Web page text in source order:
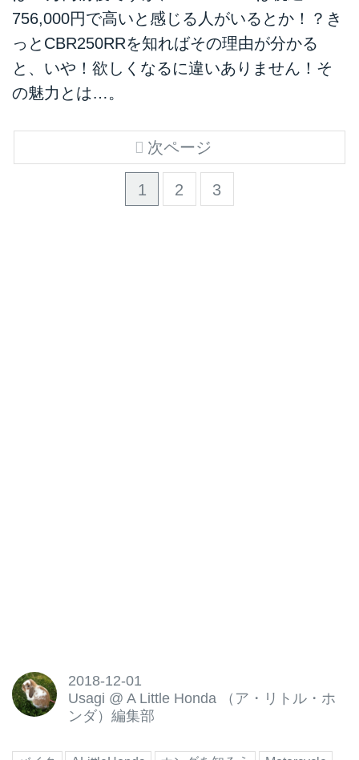
756,000円で高いと感じる人がいるとか！？き
っとCBR250RRを知ればその理由が分かる
と、いや！欲しくなるに違いありません！そ
の魅力とは…。
1 2 3
次ページ
2018-12-01
Usagi @ A Little Honda （ア・リトル・ホ
ンダ）編集部